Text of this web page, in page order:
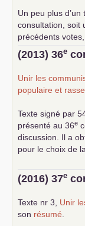
Un peu plus
consultation, soit
précédents
... lire la suite
(2013) 36e
Unir les
populaire et
Texte signé par
présenté au 36e
discussion. Il a
pour le choix de
(2016) 37e
Texte nr 3, Unir
son résumé